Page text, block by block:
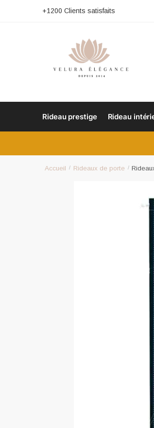
+1200 Clients satisfaits
Rideau prestige Rideau
Accueil / Rideaux de porte /